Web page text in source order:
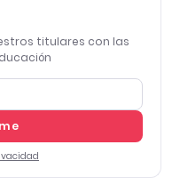
titulares con las